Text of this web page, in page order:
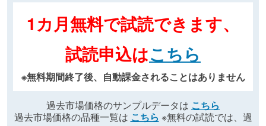
1カ月無料で試読できます、
試読申込はこちら
※無料期間終了後、自動課金されることはありません
過去市場価格のサンプルデータは こちら
過去市場価格の品種一覧は こちら ※無料の試読では、過